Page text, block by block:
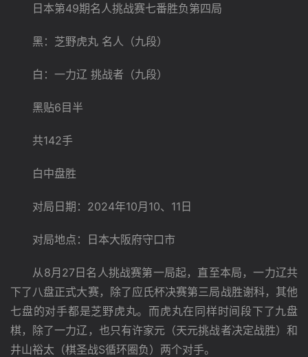
日本第49期名人挑战赛七番胜负第四局
黑：芝野虎丸 名人（九段）
白：一力辽 挑战者（九段）
黑贴6目半
共142手
白中盘胜
对局日期：2024年10月10、11日
对局地点：日本大阪府守口市
从8月27日名人挑战赛第一局起，直至本局，一力辽共
下了八盘正式大赛，除了应氏杯决赛第三局战胜谢科，其他
七盘的对手都是芝野虎丸。而虎丸在同样时间段下了九盘
棋，除了一力辽，也只有许家元（天元挑战者决定战胜）和
井山裕太（棋圣战S循环圈负）两个对手。